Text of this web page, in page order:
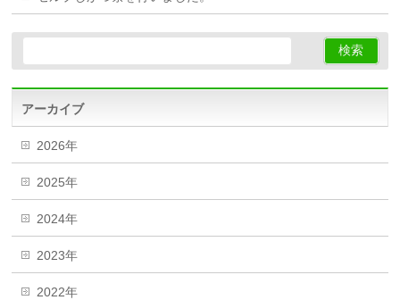
アーカイブ
2026年
2025年
2024年
2023年
2022年